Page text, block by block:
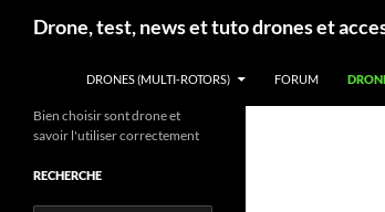
Drone, test, news et tuto drones et
DRONES (MULTI-ROTORS) FORUM
Bien choisir sont drone et
savoir l'utiliser correctement
RECHERCHE